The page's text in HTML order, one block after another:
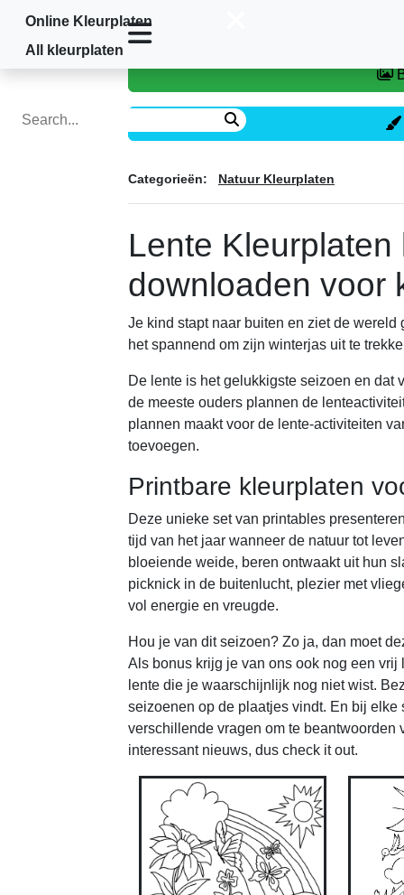
Online Kleurplaten
All kleurplaten
Home
Categorieën: Natuur Kleurplaten
Lente
downloaden voor
Je kind stapt naar buiten en ziet de
het spannend om zijn winterjas uit te
De lente is het gelukkigste seizoen en dat
de meeste ouders plannen de
plannen maakt voor de lente-activiteiten
toevoegen.
Printbare kleurplaten
Deze unieke set van printables
tijd van het jaar wanneer de natuur tot
bloeiende weide, beren ontwaakt uit hun
picknick in de buitenlucht, plezier met
vol energie en vreugde.
Hou je van dit seizoen? Zo ja, dan moet
Als bonus krijg je van ons ook nog een
lente die je waarschijnlijk nog niet wist.
seizoenen op de plaatjes vindt. En bij
verschillende vragen om te beantwoorden
interessant nieuws, dus check it out.